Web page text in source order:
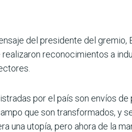
del presidente del gremio,
reconocimientos a
por el país son envíos
que son transformados, y
una utopía, pero ahora de la